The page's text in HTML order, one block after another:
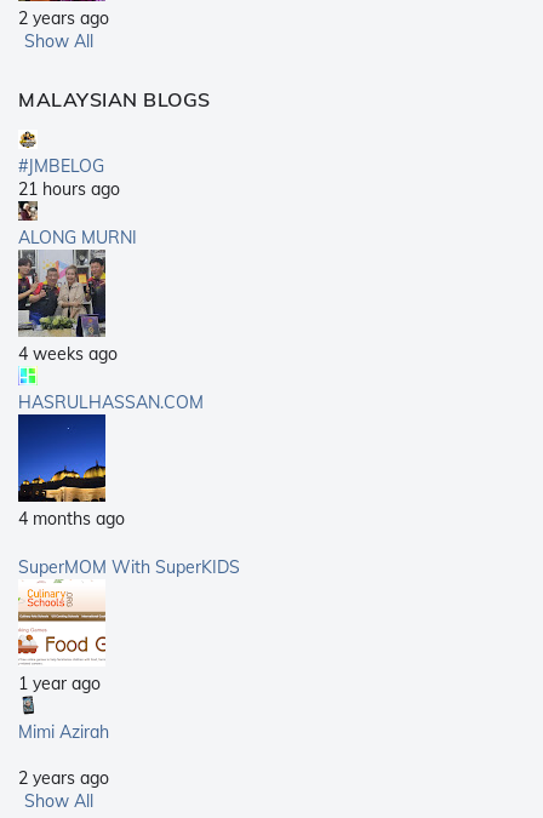
2 years ago
Show All
MALAYSIAN BLOGS
#JMBELOG
21 hours ago
ALONG MURNI
4 weeks ago
HASRULHASSAN.COM
4 months ago
SuperMOM With SuperKIDS
1 year ago
Mimi Azirah
2 years ago
Show All